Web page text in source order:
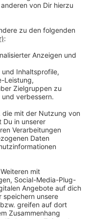
auftreten.
viele kostenfreie
Thema:
Ticketverkauf
berichtet